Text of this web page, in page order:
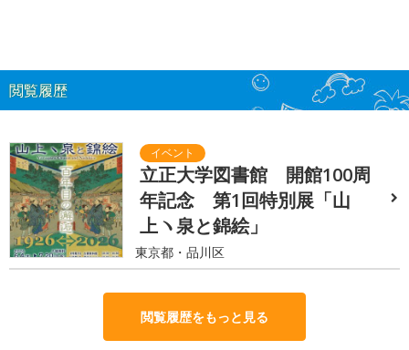
閲覧履歴
立正大学図書館 開館100周
年記念 第1回特別展「山
上ヽ泉と錦絵」
東京都・品川区
閲覧履歴をもっと見る